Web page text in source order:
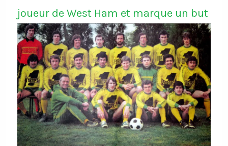
joueur de West Ham et marque un but